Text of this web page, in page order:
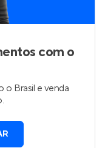
com o
o Brasil e venda